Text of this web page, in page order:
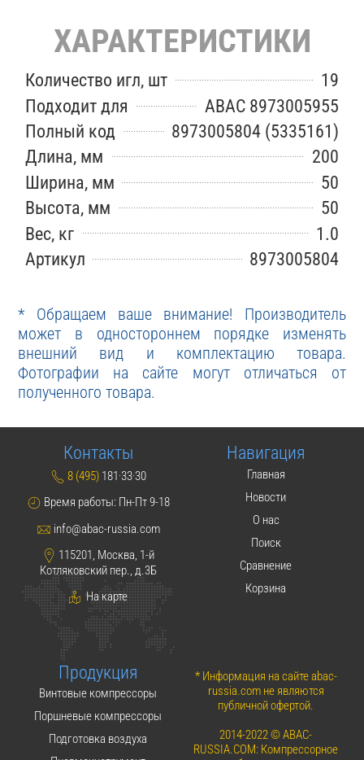
ХАРАКТЕРИСТИКИ
Количество игл, шт
19
Подходит для
ABAC 8973005955
Полный код
8973005804 (5335161)
Длина, мм
200
Ширина, мм
50
Высота, мм
50
Вес, кг
1.0
Артикул
8973005804
* Обращаем ваше внимание! Производитель
может в одностороннем порядке изменять
внешний вид и комплектацию товара.
Фотографии на сайте могут отличаться от
полученного товара.
Контакты
8 (495) 181·33·30
Время работы: Пн-Пт 9-18
info@abac-russia.com
115201, Москва, 1-й
Котляковский пер., д.3Б
На карте
Навигация
Главная
Новости
О нас
Поиск
Сравнение
Корзина
Продукция
Винтовые компрессоры
Поршневые компрессоры
Подготовка воздуха
* Информация на сайте abac-
russia.com не являются
публичной офертой.
2014-2022 © ABAC-
RUSSIA.COM: Компрессорное